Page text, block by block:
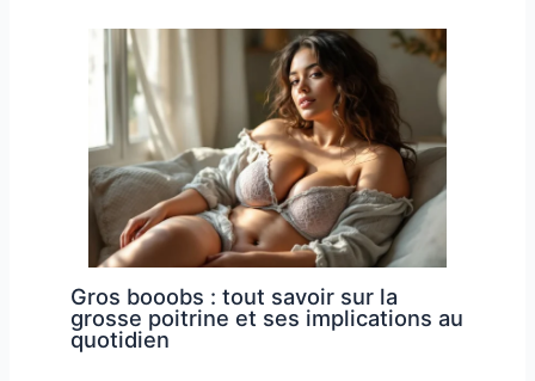
Gros booobs : tout savoir sur la
grosse poitrine et ses implications au
quotidien